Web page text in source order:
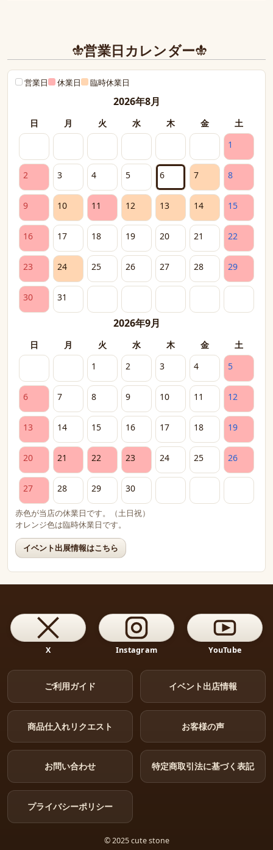
営業日カレンダー
営業日 休業日 臨時休業日
2026年8月
日 月 火 水 木 金
土
1
2 3 4 5 6 7 8
9 10 11 12 13 14 15
16 17 18 19 20 21 22
23 24 25 26 27 28 29
30 31
2026年9月
日 月 火 水 木 金
土
1
2 3 4 5
6 7 8 9 10 11 12
13 14 15 16 17 18 19
20 21 22 23 24 25 26
27 28 29 30
赤色が当店の休業日です。（土日祝）
オレンジ色は臨時休業日です。
イベント出展情報はこちら
X Instagram YouTube
ご利用ガイド イベント出店情報
商品仕入れリクエスト お客様の声
お問い合わせ 特定商取引法に基づく表記
プライバシーポリシー
© 2025 cute stone